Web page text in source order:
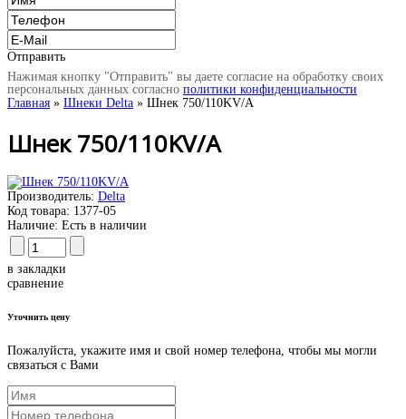
Отправить
Нажимая кнопку "Отправить" вы даете согласие на обработку своих
персональных данных согласно политики конфиденциальности
Главная » Шнеки Delta » Шнек 750/110KV/A
Шнек 750/110KV/A
Производитель: Delta
Код товара: 1377-05
Наличие: Есть в наличии
в закладки
сравнение
Уточнить цену
Пожалуйста, укажите имя и свой номер телефона, чтобы мы могли
связаться с Вами